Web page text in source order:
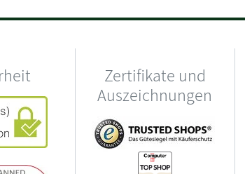
Zertifikate und
Auszeichnungen